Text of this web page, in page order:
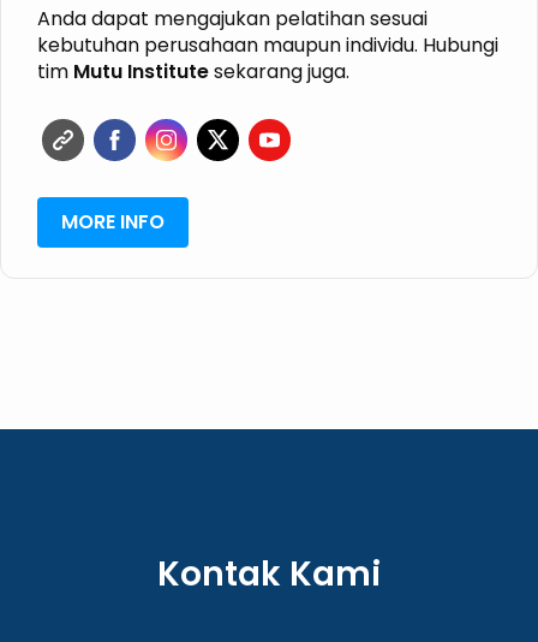
ISO
HALAL
GRK
ISPO
Anda dapat mengajukan pelatihan sesuai
kebutuhan perusahaan maupun individu. Hubungi
tim Mutu Institutesekarang juga.
MORE INFO
Kontak Kami